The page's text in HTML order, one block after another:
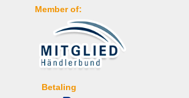
Member of:
Betaling